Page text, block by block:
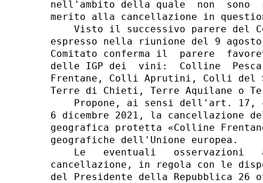
nell'ambito della quale  non  sono
merito alla cancellazione in
Visto il successivo parere del
espresso nella riunione del 9
Comitato conferma il  parere
delle IGP dei  vini:  Colline
Frentane, Colli Aprutini, Colli del
Terre di Chieti, Terre Aquilane o
Propone, ai sensi dell'art. 17,
6 dicembre 2021, la cancellazione
geografica protetta «Colline
geografiche dell'Unione europea.
Le   eventuali   osservazioni
cancellazione, in regola con le
del Presidente della Repubblica